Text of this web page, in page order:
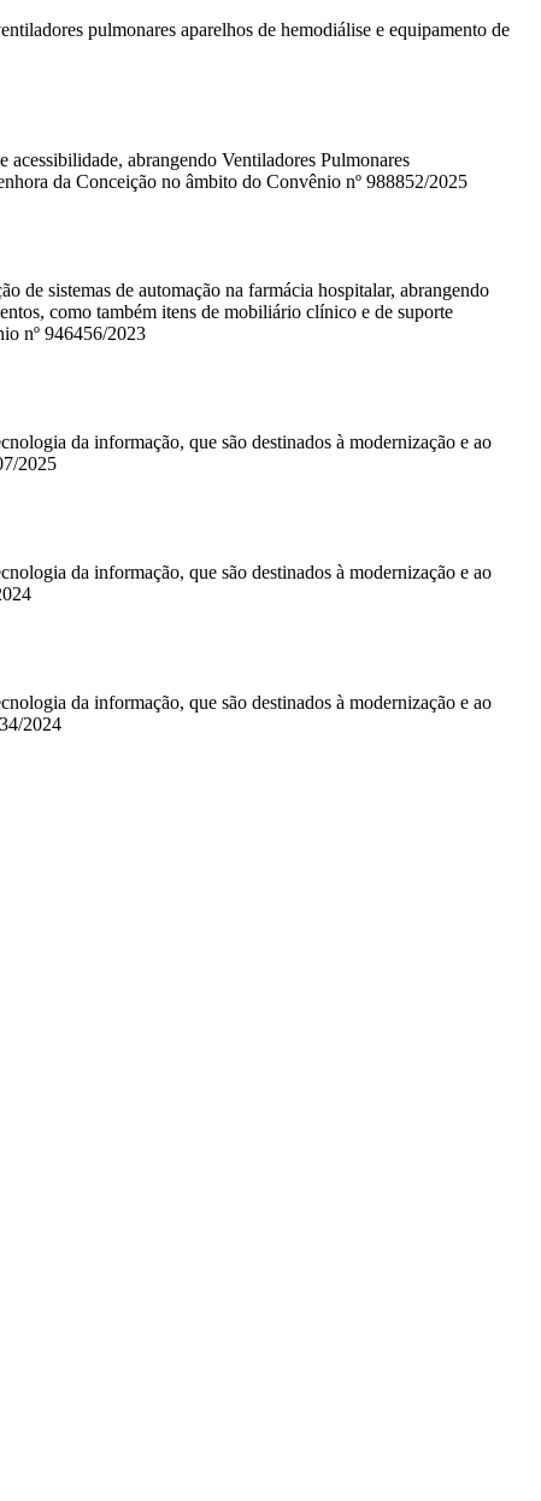
pulmonares aparelhos de hemodiálise e equipamento de
abrangendo Ventiladores Pulmonares
da Conceição no âmbito do Convênio nº 988852/2025
sistemas de automação na farmácia hospitalar, abrangendo
como também itens de mobiliário clínico e de suporte
nº 946456/2023
da informação, que são destinados à modernização e ao
2025
da informação, que são destinados à modernização e ao
da informação, que são destinados à modernização e ao
2024